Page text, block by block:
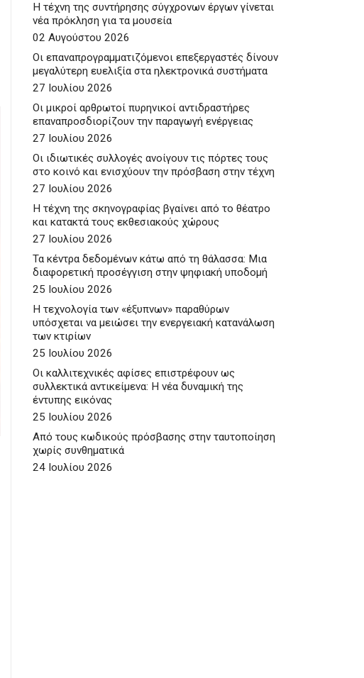
Η τέχνη της συντήρησης σύγχρονων έργων γίνεται
νέα πρόκληση για τα μουσεία
02 Αυγούστου 2026
Οι επαναπρογραμματιζόμενοι επεξεργαστές δίνουν
μεγαλύτερη ευελιξία στα ηλεκτρονικά συστήματα
27 Ιουλίου 2026
Οι μικροί αρθρωτοί πυρηνικοί αντιδραστήρες
επαναπροσδιορίζουν την παραγωγή ενέργειας
27 Ιουλίου 2026
Οι ιδιωτικές συλλογές ανοίγουν τις πόρτες τους
στο κοινό και ενισχύουν την πρόσβαση στην τέχνη
27 Ιουλίου 2026
Η τέχνη της σκηνογραφίας βγαίνει από το θέατρο
και κατακτά τους εκθεσιακούς χώρους
27 Ιουλίου 2026
Τα κέντρα δεδομένων κάτω από τη θάλασσα: Μια
διαφορετική προσέγγιση στην ψηφιακή υποδομή
25 Ιουλίου 2026
Η τεχνολογία των «έξυπνων» παραθύρων
υπόσχεται να μειώσει την ενεργειακή κατανάλωση
των κτιρίων
25 Ιουλίου 2026
Οι καλλιτεχνικές αφίσες επιστρέφουν ως
συλλεκτικά αντικείμενα: Η νέα δυναμική της
έντυπης εικόνας
25 Ιουλίου 2026
Από τους κωδικούς πρόσβασης στην ταυτοποίηση
χωρίς συνθηματικά
24 Ιουλίου 2026